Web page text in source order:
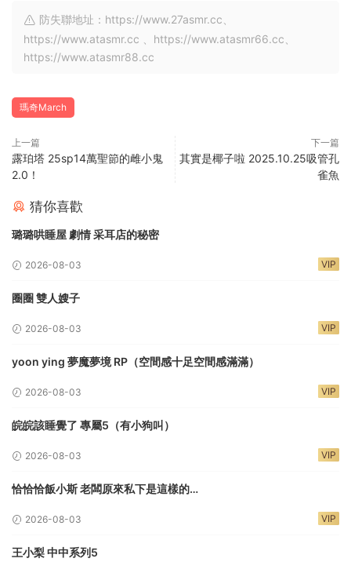
防失聯地址：https://www.27asmr.cc、
https://www.atasmr.cc 、https://www.atasmr66.cc、
https://www.atasmr88.cc
瑪奇March
上一篇
露珀塔 25sp14萬聖節的雌小鬼
2.0！
下一篇
其實是椰子啦 2025.10.25吸管孔
雀魚
猜你喜歡
璐璐哄睡屋 劇情 采耳店的秘密
2026-08-03 VIP
圈圈 雙人嫂子
2026-08-03 VIP
yoon ying 夢魔夢境 RP（空間感十足空間感滿滿）
2026-08-03 VIP
皖皖該睡覺了 專屬5（有小狗叫）
2026-08-03 VIP
恰恰恰飯小斯 老闆原來私下是這樣的…
2026-08-03 VIP
王小梨 中中系列5